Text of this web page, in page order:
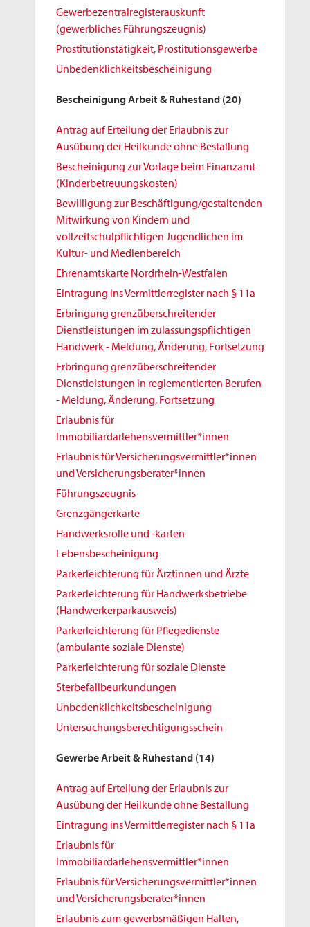
Gewerbezentralregisterauskunft
(gewerbliches Führungszeugnis)
Prostitutionstätigkeit, Prostitutionsgewerbe
Unbedenklichkeitsbescheinigung
Bescheinigung Arbeit & Ruhestand (20)
Antrag auf Erteilung der Erlaubnis zur
Ausübung der Heilkunde ohne Bestallung
Bescheinigung zur Vorlage beim Finanzamt
(Kinderbetreuungskosten)
Bewilligung zur Beschäftigung/gestaltenden
Mitwirkung von Kindern und
vollzeitschulpflichtigen Jugendlichen im
Kultur- und Medienbereich
Ehrenamtskarte Nordrhein-Westfalen
Eintragung ins Vermittlerregister nach § 11a
Erbringung grenzüberschreitender
Dienstleistungen im zulassungspflichtigen
Handwerk - Meldung, Änderung, Fortsetzung
Erbringung grenzüberschreitender
Dienstleistungen in reglementierten Berufen
- Meldung, Änderung, Fortsetzung
Erlaubnis für
Immobiliardarlehensvermittler*innen
Erlaubnis für Versicherungsvermittler*innen
und Versicherungsberater*innen
Führungszeugnis
Grenzgängerkarte
Handwerksrolle und -karten
Lebensbescheinigung
Parkerleichterung für Ärztinnen und Ärzte
Parkerleichterung für Handwerksbetriebe
(Handwerkerparkausweis)
Parkerleichterung für Pflegedienste
(ambulante soziale Dienste)
Parkerleichterung für soziale Dienste
Sterbefallbeurkundungen
Unbedenklichkeitsbescheinigung
Untersuchungsberechtigungsschein
Gewerbe Arbeit & Ruhestand (14)
Antrag auf Erteilung der Erlaubnis zur
Ausübung der Heilkunde ohne Bestallung
Eintragung ins Vermittlerregister nach § 11a
Erlaubnis für
Immobiliardarlehensvermittler*innen
Erlaubnis für Versicherungsvermittler*innen
und Versicherungsberater*innen
Erlaubnis zum gewerbsmäßigen Halten,